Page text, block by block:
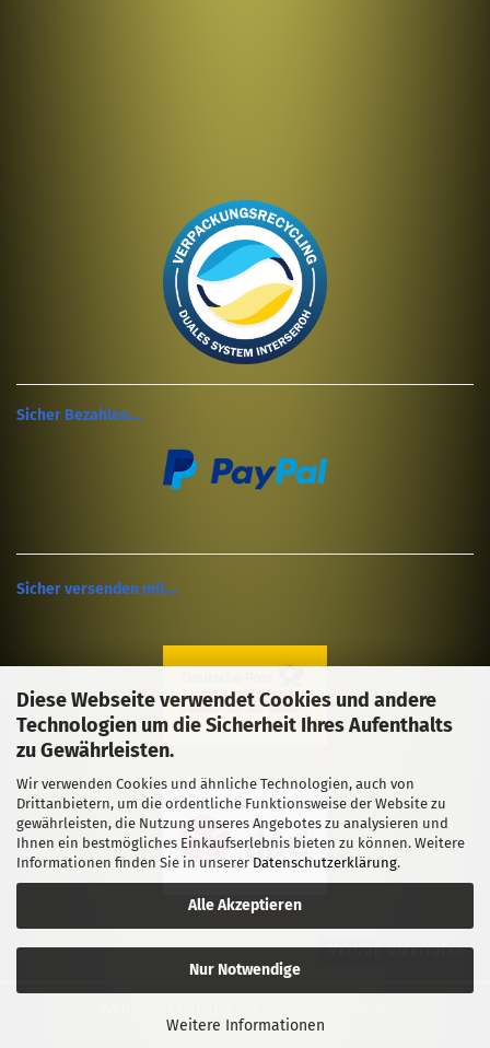
Diese Webseite verwendet Cookies und andere
Technologien um die Sicherheit Ihres Aufenthalts
zu Gewährleisten.
Wir verwenden Cookies und ähnliche Technologien, auch von
Drittanbietern, um die ordentliche Funktionsweise der Website zu
gewährleisten, die Nutzung unseres Angebotes zu analysieren und
Ihnen ein bestmögliches Einkaufserlebnis bieten zu können. Weitere
Informationen finden Sie in unserer Datenschutzerklärung.
Alle Akzeptieren
Nur Notwendige
Weitere Informationen
Sicher Bezahlen....
Sicher versenden mit....
Vertrag widerrufen